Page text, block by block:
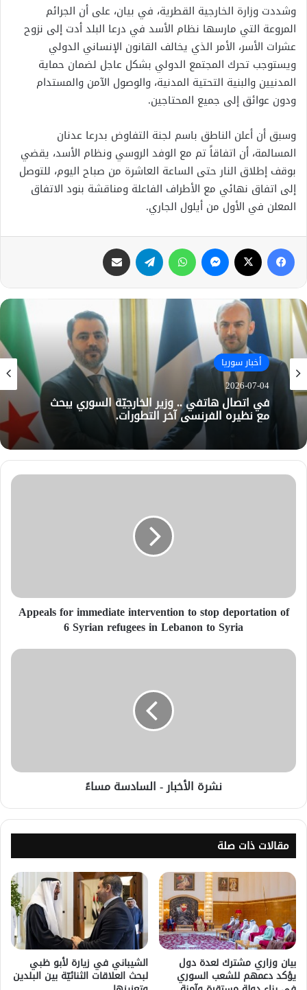
وشددت وزارة الخارجية القطرية، في بيان، على أن الجرائم
المروعة التي مارسها نظام الأسد في درعا البلد أدت إلى نزوح
عشرات الأسر، الأمر الذي يخالف القانون الإنساني الدولي
ويستوجب تحرك المجتمع الدولي بشكل عاجل لضمان حماية
المدنيين والبنية التحتية المدنية، والوصول الآمن والمستدام
ودون عوائق إلى جميع المحتاجين.
وسبق أن أعلن الناطق باسم لجنة التفاوض بدرعا عدنان
المسالمة، أن اتفاقاً تم مع الوفد الروسي ونظام الأسد، يقضي
بوقف إطلاق النار حتى الساعة العاشرة من صباح اليوم، للتوصل
إلى اتفاق نهائي مع الأطراف الفاعلة ومناقشة بنود الاتفاق
المعلن في الأول من أيلول الجاري.
فيسبوك ماسنجر واتساب تيلقرام
أخبار سوريا
2026-07-04
في اتصال هاتفي .. وزير الخارجيّة السوري يبحث
مع نظيره الفرنسي آخر التطورات.
Appeals for immediate intervention to stop deportation of
6 Syrian refugees in Lebanon to Syria
نشرة الأخبار - السادسة مساءً
مقالات ذات صلة
بيان وزاري مشترك لعدة دول
يؤكد دعمهم للشعب السوري
الشيباني في زيارة لأبو ظبي
لبحث العلاقات الثنائيّة بين البلدين